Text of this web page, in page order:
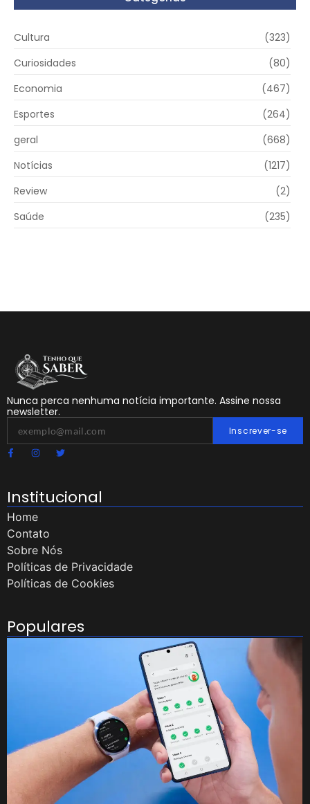
Cultura
(323)
Curiosidades
(80)
Economia
(467)
Esportes
(264)
geral
(668)
Notícias
(1217)
Review
(2)
Saúde
(235)
Nunca perca nenhuma notícia importante. Assine nossa
newsletter.
Inscrever-se
Institucional
Home
Contato
Sobre Nós
Políticas de Privacidade
Políticas de Cookies
Populares